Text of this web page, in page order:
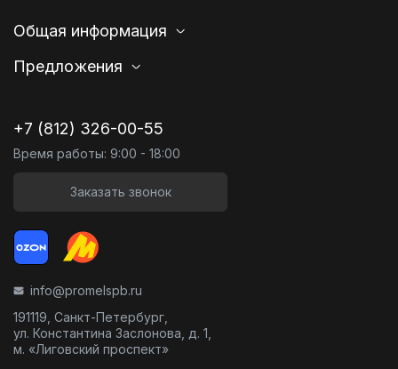
Общая информация
Предложения
+7 (812) 326-00-55
Время работы: 9:00 - 18:00
Заказать звонок
info@promelspb.ru
191119, Санкт-Петербург,
ул. Константина Заслонова, д. 1,
м. «Лиговский проспект»